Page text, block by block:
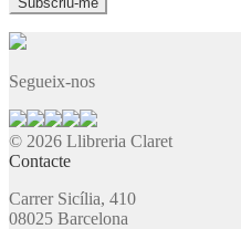
Segueix-nos
© 2026 Llibreria Claret
Contacte
Carrer Sicília, 410
08025 Barcelona